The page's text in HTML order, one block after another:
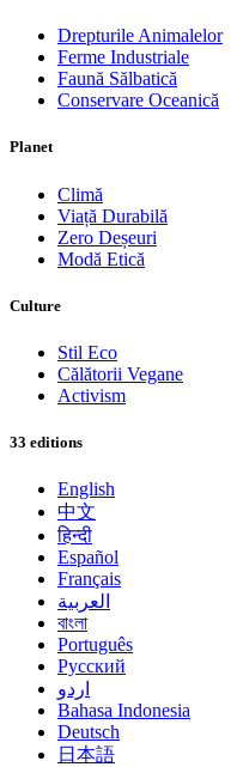
Drepturile Animalelor
Ferme Industriale
Faună Sălbatică
Conservare Oceanică
Planet
Climă
Viață Durabilă
Zero Deșeuri
Modă Etică
Culture
Stil Eco
Călătorii Vegane
Activism
33 editions
English
中文
हिन्दी
Español
Français
العربية
বাংলা
Português
Русский
اردو
Bahasa Indonesia
Deutsch
日本語